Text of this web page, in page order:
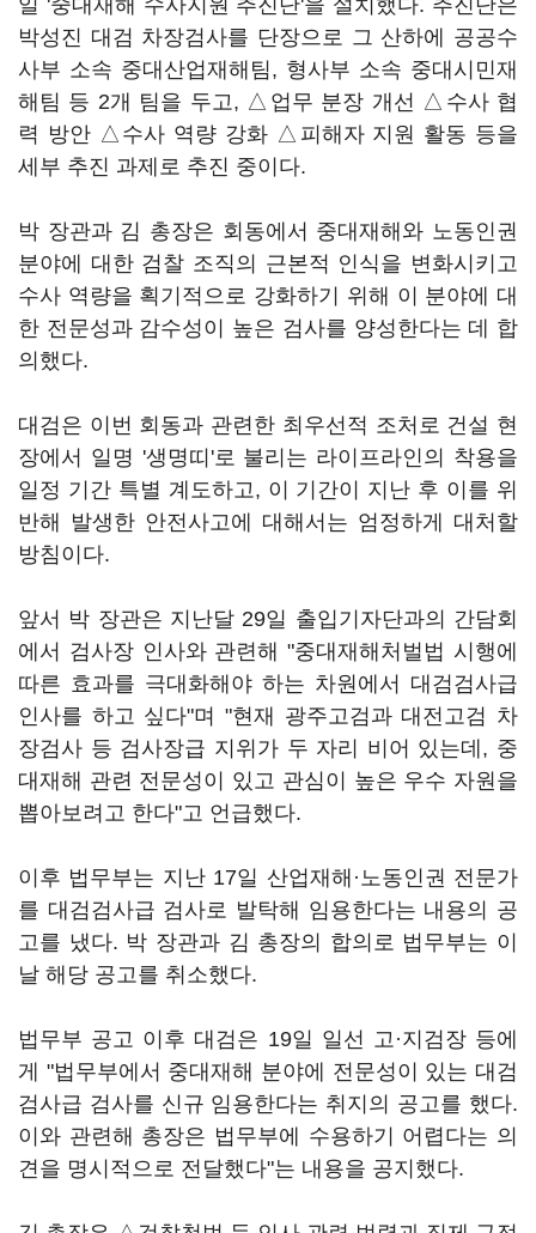
일 '중대재해 수사지원 추진단'을 설치했다. 추진단은
박성진 대검 차장검사를 단장으로 그 산하에 공공수
사부 소속 중대산업재해팀, 형사부 소속 중대시민재
해팀 등 2개 팀을 두고, △업무 분장 개선 △수사 협
력 방안 △수사 역량 강화 △피해자 지원 활동 등을
세부 추진 과제로 추진 중이다.
박 장관과 김 총장은 회동에서 중대재해와 노동인권
분야에 대한 검찰 조직의 근본적 인식을 변화시키고
수사 역량을 획기적으로 강화하기 위해 이 분야에 대
한 전문성과 감수성이 높은 검사를 양성한다는 데 합
의했다.
대검은 이번 회동과 관련한 최우선적 조처로 건설 현
장에서 일명 '생명띠'로 불리는 라이프라인의 착용을
일정 기간 특별 계도하고, 이 기간이 지난 후 이를 위
반해 발생한 안전사고에 대해서는 엄정하게 대처할
방침이다.
앞서 박 장관은 지난달 29일 출입기자단과의 간담회
에서 검사장 인사와 관련해 "중대재해처벌법 시행에
따른 효과를 극대화해야 하는 차원에서 대검검사급
인사를 하고 싶다"며 "현재 광주고검과 대전고검 차
장검사 등 검사장급 지위가 두 자리 비어 있는데, 중
대재해 관련 전문성이 있고 관심이 높은 우수 자원을
뽑아보려고 한다"고 언급했다.
이후 법무부는 지난 17일 산업재해·노동인권 전문가
를 대검검사급 검사로 발탁해 임용한다는 내용의 공
고를 냈다. 박 장관과 김 총장의 합의로 법무부는 이
날 해당 공고를 취소했다.
법무부 공고 이후 대검은 19일 일선 고·지검장 등에
게 "법무부에서 중대재해 분야에 전문성이 있는 대검
검사급 검사를 신규 임용한다는 취지의 공고를 했다.
이와 관련해 총장은 법무부에 수용하기 어렵다는 의
견을 명시적으로 전달했다"는 내용을 공지했다.